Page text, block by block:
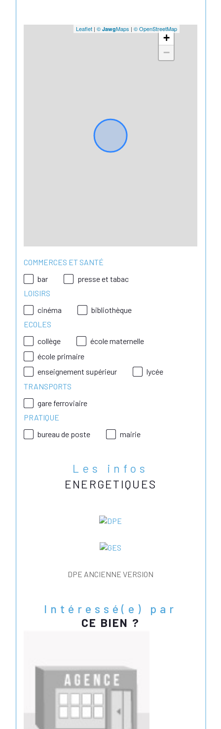
+
−
Leaflet | © JawgMaps | © OpenStreetMap
COMMERCES ET SANTÉ
bar
presse et tabac
LOISIRS
cinéma
bibliothèque
ECOLES
collège
école maternelle
école primaire
enseignement supérieur
lycée
TRANSPORTS
gare ferroviaire
PRATIQUE
bureau de poste
mairie
Les infos
ENERGETIQUES
DPE ANCIENNE VERSION
Intéressé(e) par
CE BIEN ?